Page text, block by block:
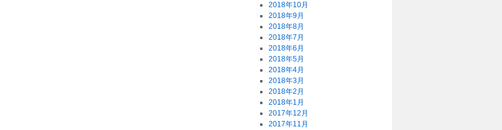
2018年10月
2018年9月
2018年8月
2018年7月
2018年6月
2018年5月
2018年4月
2018年3月
2018年2月
2018年1月
2017年12月
2017年11月